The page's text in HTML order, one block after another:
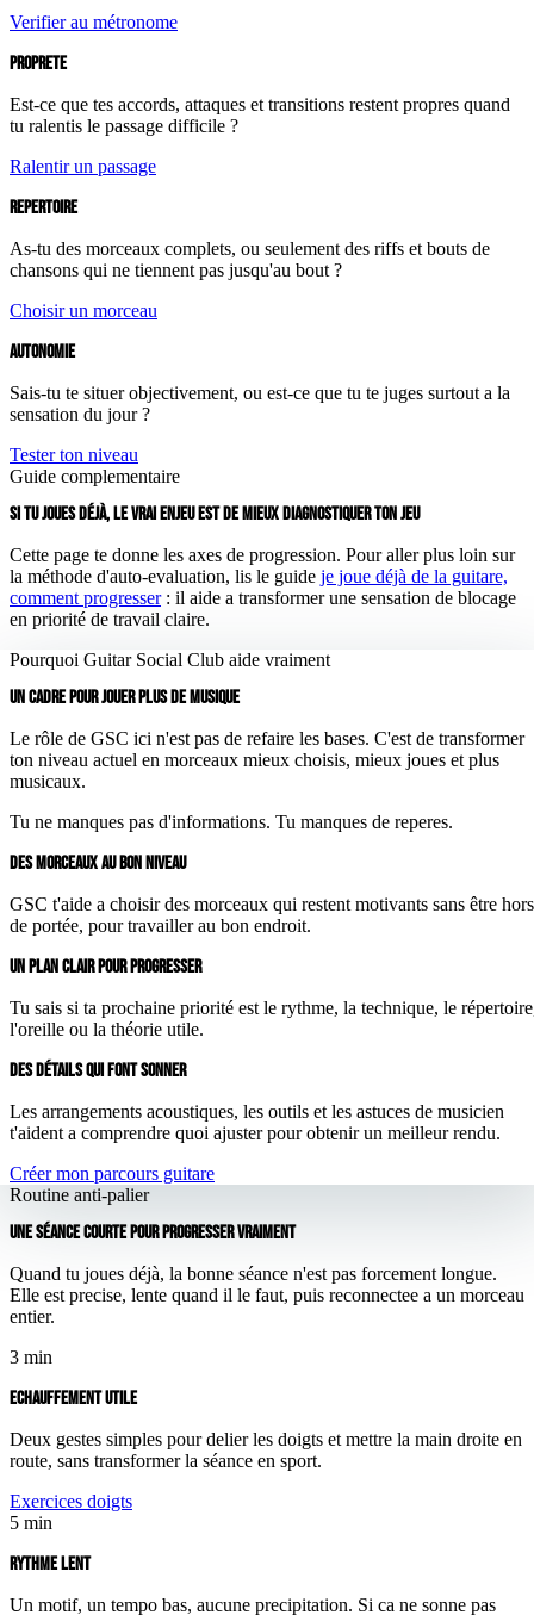
Verifier au métronome
PROPRETE
Est-ce que tes accords, attaques et transitions restent propres quand
tu ralentis le passage difficile ?
Ralentir un passage
REPERTOIRE
As-tu des morceaux complets, ou seulement des riffs et bouts de
chansons qui ne tiennent pas jusqu'au bout ?
Choisir un morceau
AUTONOMIE
Sais-tu te situer objectivement, ou est-ce que tu te juges surtout a la
sensation du jour ?
Tester ton niveau
Guide complementaire
SI TU JOUES DÉJÀ, LE VRAI ENJEU EST DE MIEUX DIAGNOSTIQUER TON JEU
Cette page te donne les axes de progression. Pour aller plus loin sur
la méthode d'auto-evaluation, lis le guide je joue déjà de la guitare,
comment progresser: il aide a transformer une sensation de blocage
en priorité de travail claire.
Pourquoi Guitar Social Club aide vraiment
UN CADRE POUR JOUER PLUS DE MUSIQUE
Le rôle de GSC ici n'est pas de refaire les bases. C'est de transformer
ton niveau actuel en morceaux mieux choisis, mieux joues et plus
musicaux.
Tu ne manques pas d'informations. Tu manques de reperes.
DES MORCEAUX AU BON NIVEAU
GSC t'aide a choisir des morceaux qui restent motivants sans être hors
de portée, pour travailler au bon endroit.
UN PLAN CLAIR POUR PROGRESSER
Tu sais si ta prochaine priorité est le rythme, la technique, le
l'oreille ou la théorie utile.
DES DÉTAILS QUI FONT SONNER
Les arrangements acoustiques, les outils et les astuces de musicien
t'aident a comprendre quoi ajuster pour obtenir un meilleur rendu.
Créer mon parcours guitare
Routine anti-palier
UNE SÉANCE COURTE POUR PROGRESSER VRAIMENT
Quand tu joues déjà, la bonne séance n'est pas forcement longue.
Elle est precise, lente quand il le faut, puis reconnectee a un morceau
entier.
3 min
ECHAUFFEMENT UTILE
Deux gestes simples pour delier les doigts et mettre la main droite en
route, sans transformer la séance en sport.
Exercices doigts
5 min
RYTHME LENT
Un motif, un tempo bas, aucune precipitation. Si ca ne sonne pas